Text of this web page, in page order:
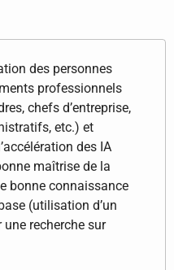
des personnes
professionnels
chefs d’entreprise,
etc.) et
des IA
maîtrise de la
bonne connaissance
(utilisation d’un
recherche sur